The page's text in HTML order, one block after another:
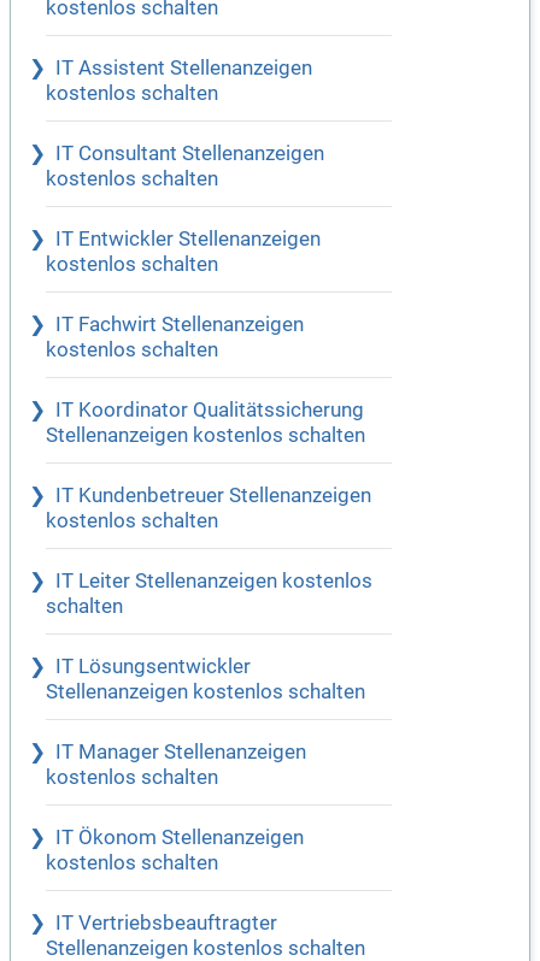
kostenlos schalten
IT Assistent Stellenanzeigen
kostenlos schalten
IT Consultant Stellenanzeigen
kostenlos schalten
IT Entwickler Stellenanzeigen
kostenlos schalten
IT Fachwirt Stellenanzeigen
kostenlos schalten
IT Koordinator Qualitätssicherung
Stellenanzeigen kostenlos schalten
IT Kundenbetreuer Stellenanzeigen
kostenlos schalten
IT Leiter Stellenanzeigen kostenlos
schalten
IT Lösungsentwickler
Stellenanzeigen kostenlos schalten
IT Manager Stellenanzeigen
kostenlos schalten
IT Ökonom Stellenanzeigen
kostenlos schalten
IT Vertriebsbeauftragter
Stellenanzeigen kostenlos schalten